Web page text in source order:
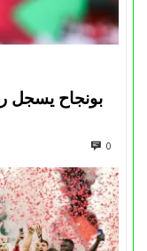
بونجاح يسجل
0